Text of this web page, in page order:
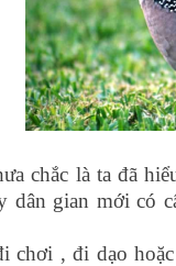
chắc là ta đã
gian mới có
chơi , đi dạo